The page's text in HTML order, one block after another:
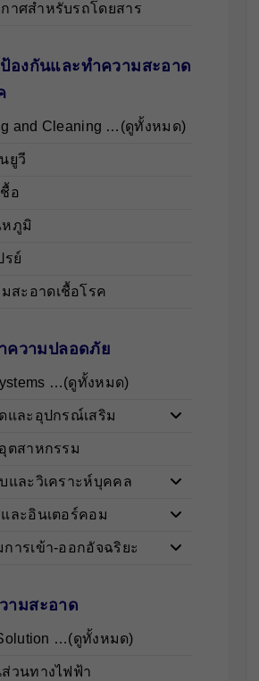
าศสำหรับรถโดยสาร
งกันและทำความสะอาด
and Cleaning …(ดูทั้งหมด)
ยูวี
อ
หภูมิ
รย์
สะอาดเชื้อโรค
ความปลอดภัย
…(ดูทั้งหมด)
และอุปกรณ์เสริม
ตสาหกรรม
และวิเคราะห์บุคคล
ละอินเตอร์คอม
ารเข้า-ออกอัจฉริยะ
ามสะอาด
…(ดูทั้งหมด)
วนทางไฟฟ้า